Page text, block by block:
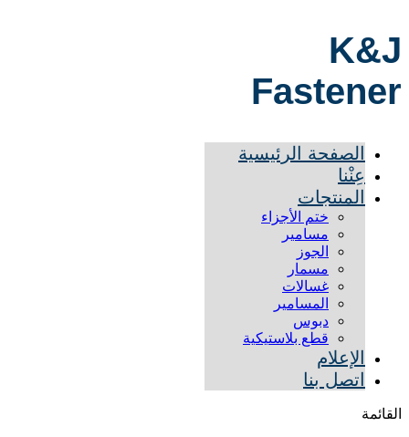
K&J
Fastener
الصفحة الرئيسية
عِنْنا
المنتجات
ختم الأجزاء
مسامير
الجوز
مسمار
غسالات
المسامير
دبوس
قطع بلاستيكية
الإعلام
اتصل بنا
القائمة